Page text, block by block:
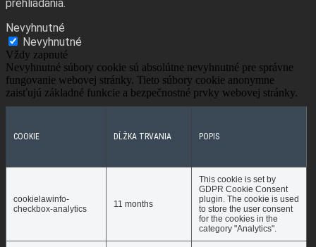
prehliadania.
Nevyhnutné
Nevyhnutné
Vždy zapnuté
Nevyhnutné súbory cookie sú absolútne nevyhnutné pre správne
fungovanie webovej stránky. Tieto súbory cookie anonymne
zaisťujú základné funkcie a bezpečnostné prvky webovej stránky.
COOKIE DĹŽKA TRVANIA POPIS
cookielawinfo-
checkbox-analytics
11 months
This cookie is set by
GDPR Cookie Consent
plugin. The cookie is used
to store the user consent
for the cookies in the
category "Analytics".